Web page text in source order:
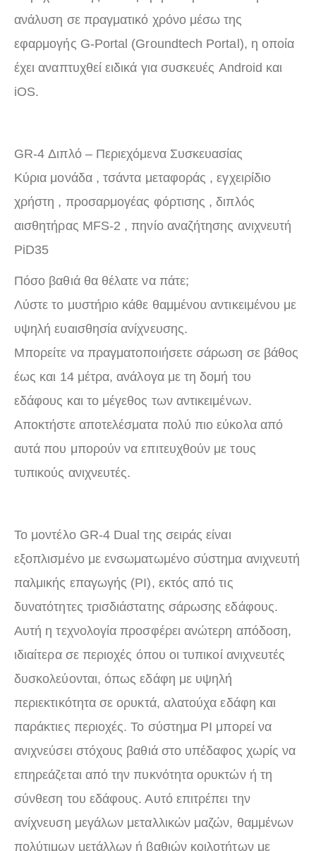
ανάλυση σε πραγματικό χρόνο μέσω της
εφαρμογής G-Portal (Groundtech Portal), η οποία
έχει αναπτυχθεί ειδικά για συσκευές Android και
iOS.
GR-4 Διπλό – Περιεχόμενα Συσκευασίας
Κύρια μονάδα , τσάντα μεταφοράς , εγχειρίδιο
χρήστη , προσαρμογέας φόρτισης , διπλός
αισθητήρας MFS-2 , πηνίο αναζήτησης ανιχνευτή
PiD35
Πόσο βαθιά θα θέλατε να πάτε;
Λύστε το μυστήριο κάθε θαμμένου αντικειμένου με
υψηλή ευαισθησία ανίχνευσης.
Μπορείτε να πραγματοποιήσετε σάρωση σε βάθος
έως και 14 μέτρα, ανάλογα με τη δομή του
εδάφους και το μέγεθος των αντικειμένων.
Αποκτήστε αποτελέσματα πολύ πιο εύκολα από
αυτά που μπορούν να επιτευχθούν με τους
τυπικούς ανιχνευτές.
Το μοντέλο GR-4 Dual της σειράς είναι
εξοπλισμένο με ενσωματωμένο σύστημα ανιχνευτή
παλμικής επαγωγής (PI), εκτός από τις
δυνατότητες τρισδιάστατης σάρωσης εδάφους.
Αυτή η τεχνολογία προσφέρει ανώτερη απόδοση,
ιδιαίτερα σε περιοχές όπου οι τυπικοί ανιχνευτές
δυσκολεύονται, όπως εδάφη με υψηλή
περιεκτικότητα σε ορυκτά, αλατούχα εδάφη και
παράκτιες περιοχές. Το σύστημα PI μπορεί να
ανιχνεύσει στόχους βαθιά στο υπέδαφος χωρίς να
επηρεάζεται από την πυκνότητα ορυκτών ή τη
σύνθεση του εδάφους. Αυτό επιτρέπει την
ανίχνευση μεγάλων μεταλλικών μαζών, θαμμένων
πολύτιμων μετάλλων ή βαθιών κοιλοτήτων με